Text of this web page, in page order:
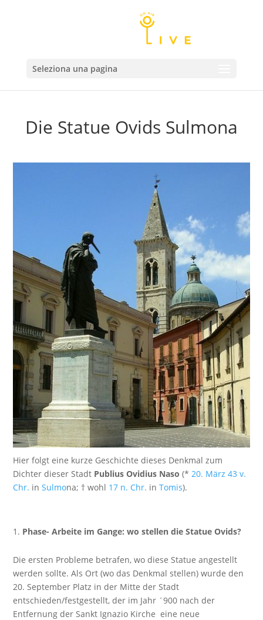
Seleziona una pagina
Die Statue Ovids Sulmona
Hier folgt eine kurze Geschichte dieses Denkmal zum
Dichter dieser Stadt Publius Ovidius Naso(* 20. März 43 v.
Chr. inSulmona; † wohl 17 n. Chr. inTomis).
Phase- Arbeite im Gange: wo stellen die Statue Ovids?
Die ersten Probleme betrafen, wo diese Statue angestellt
werden sollte. Als Ort (wo das Denkmal stellen) wurde den
20. September Platz in der Mitte der Stadt
entschieden/festgestellt, der im Jahr ´900 nach der
Entfernung der Sankt Ignazio Kirche eine neue